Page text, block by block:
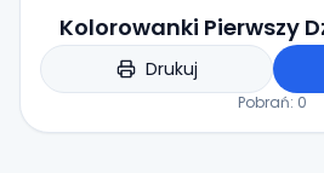
Kolorowanki Pierwszy
Drukuj
Pobrań: 0